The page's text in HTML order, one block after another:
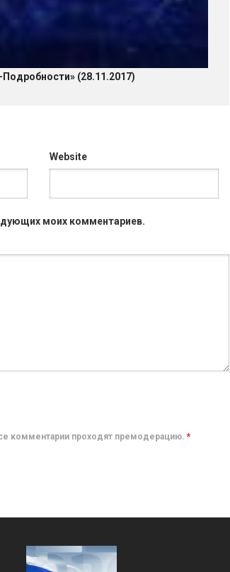
Подробности» (28.11.2017)
Website
моих комментариев.
комментарии проходят премодерацию. *